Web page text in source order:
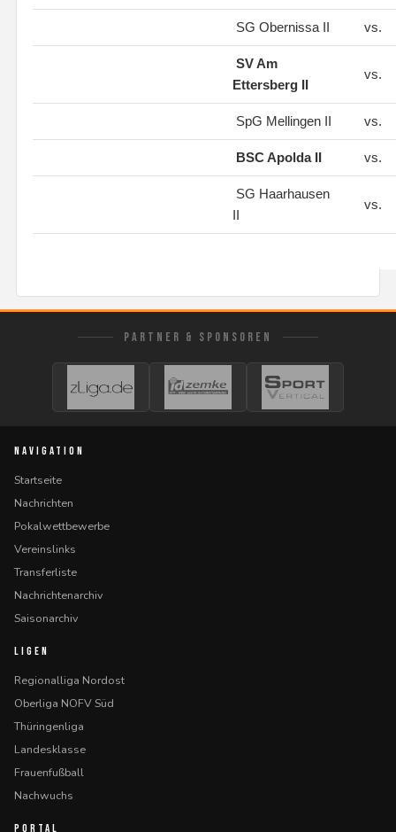
SG Obernissa II vs.
SV Am
Ettersberg II
vs.
SpG Mellingen II vs.
BSC Apolda II vs.
SG Haarhausen
II
vs.
PARTNER & SPONSOREN
NAVIGATION
Startseite
Nachrichten
Pokalwettbewerbe
Vereinslinks
Transferliste
Nachrichtenarchiv
Saisonarchiv
LIGEN
Regionalliga Nordost
Oberliga NOFV Süd
Thüringenliga
Landesklasse
Frauenfußball
Nachwuchs
PORTAL